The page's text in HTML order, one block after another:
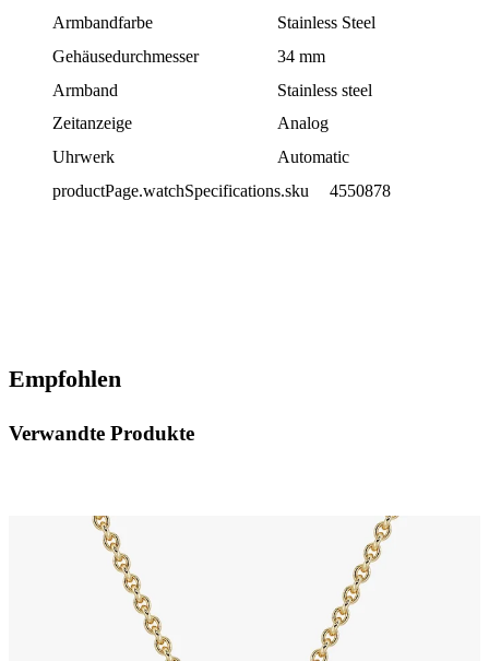
Armbandfarbe
Stainless Steel
Gehäusedurchmesser
34 mm
Armband
Stainless steel
Zeitanzeige
Analog
Uhrwerk
Automatic
productPage.watchSpecifications.sku
4550878
Empfohlen
Verwandte Produkte